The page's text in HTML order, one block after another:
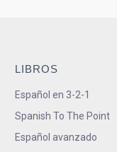
LIBROS
Español en 3-2-1
Spanish To The Point
Español avanzado